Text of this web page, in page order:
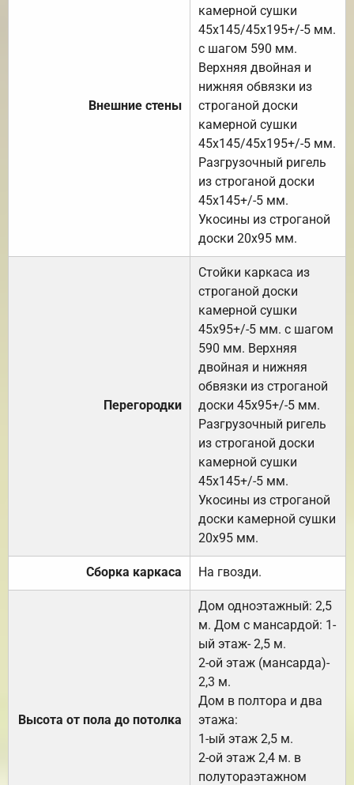
Внешние стены
камерной сушки
45х145/45х195+/-5 мм.
с шагом 590 мм.
Верхняя двойная и
нижняя обвязки из
строганой доски
камерной сушки
45х145/45х195+/-5 мм.
Разгрузочный ригель
из строганой доски
45х145+/-5 мм.
Укосины из строганой
доски 20х95 мм.
Перегородки
Стойки каркаса из
строганой доски
камерной сушки
45х95+/-5 мм. с шагом
590 мм. Верхняя
двойная и нижняя
обвязки из строганой
доски 45х95+/-5 мм.
Разгрузочный ригель
из строганой доски
камерной сушки
45х145+/-5 мм.
Укосины из строганой
доски камерной сушки
20х95 мм.
Сборка каркаса На гвозди.
Высота от пола до потолка
Дом одноэтажный: 2,5
м. Дом с мансардой: 1-
ый этаж- 2,5 м.
2-ой этаж (мансарда)-
2,3 м.
Дом в полтора и два
этажа:
1-ый этаж 2,5 м.
2-ой этаж 2,4 м. в
полутораэтажном